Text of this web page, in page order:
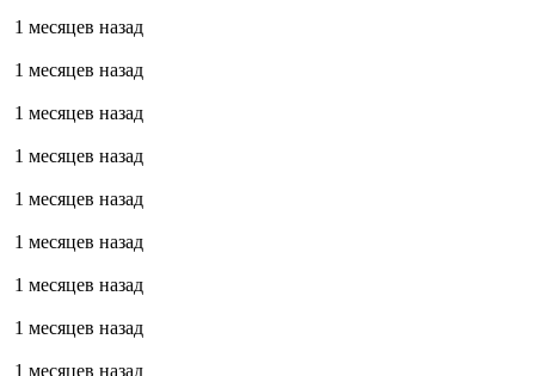
1 месяцев назад
1 месяцев назад
1 месяцев назад
1 месяцев назад
1 месяцев назад
1 месяцев назад
1 месяцев назад
1 месяцев назад
1 месяцев назад